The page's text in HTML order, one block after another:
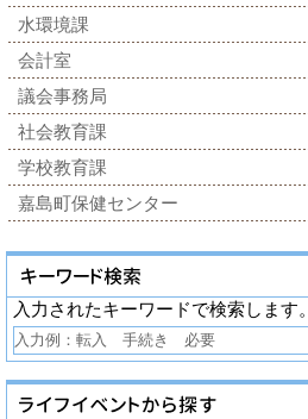
水環境課
会計室
議会事務局
社会教育課
学校教育課
嘉島町保健センター
入力されたキーワードで検索します。